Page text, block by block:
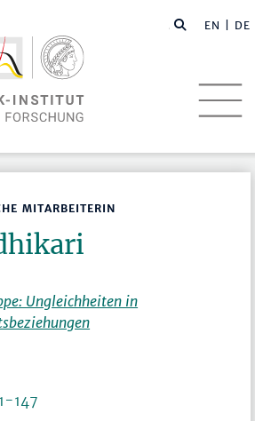
EN | DE
MITARBEITERIN
Ungleichheiten in
147